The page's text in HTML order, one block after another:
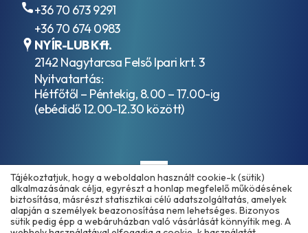
+36 70 673 9291
+36 70 674 0983
NYÍR-LUB Kft.
2142 Nagytarcsa Felső Ipari krt. 3
Nyitvatartás:
Hétfőtől – Péntekig, 8.00 – 17.00-ig
(ebédidő 12.00-12.30 között)
Copyright © 2025 - 2026 www.olajmarket.hu
Tájékoztatjuk, hogy a weboldalon használt cookie-k (sütik)
alkalmazásának célja, egyrészt a honlap megfelelő működésének
biztosítása, másrészt statisztikai célú adatszolgáltatás, amelyek
alapján a személyek beazonosítása nem lehetséges. Bizonyos
sütik pedig épp a webáruházban való vásárlását könnyítik meg. A